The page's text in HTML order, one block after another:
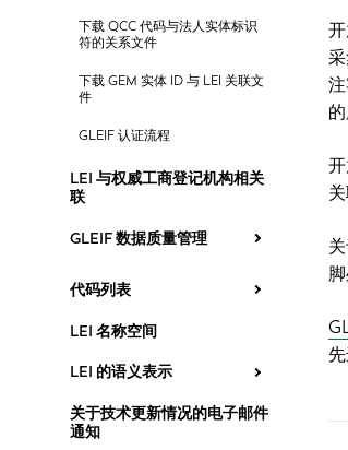
下载 QCC 代码与法人实体标识
符的关系文件
下载 GEM 实体 ID 与 LEI 关联文
件
GLEIF 认证流程
LEI 与权威工商登记机构相关
联
GLEIF 数据质量管理
代码列表
LEI 名称空间
LEI 的语义表示
关于技术更新情况的电子邮件
通知